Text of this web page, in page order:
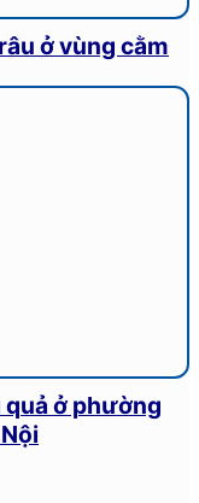
ở vùng cằm
ở phường